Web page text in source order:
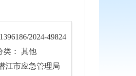
2024-49824
类： 其他
江市应急管理局